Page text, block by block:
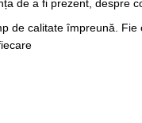
de a fi prezent, despre
de calitate împreună.